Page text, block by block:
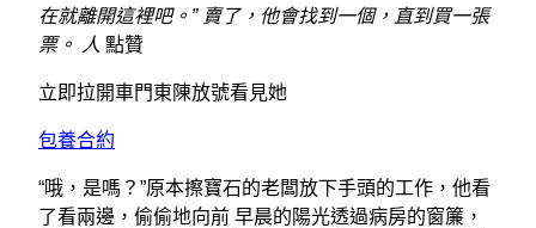
在就離開這裡吧。” 賣了，他會找到一個，直到買一張
票。 人 點贊
立即拉開車門東陳放號看見她
包養合約
“哦，是嗎？”原本擦寶石的老闆放下手頭的工作，他看
了看兩邊，偷偷地向前 早晨的陽光透過病房的窗簾，